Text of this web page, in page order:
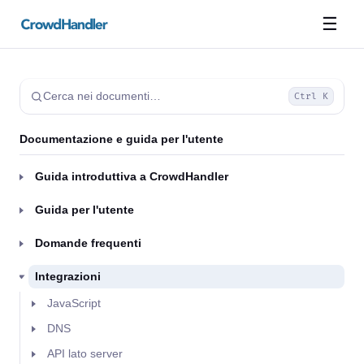
☰
Cerca nei documenti… Ctrl K
Documentazione e guida per l'utente
Guida introduttiva a CrowdHandler
Guida per l'utente
Domande frequenti
Integrazioni
JavaScript
DNS
API lato server